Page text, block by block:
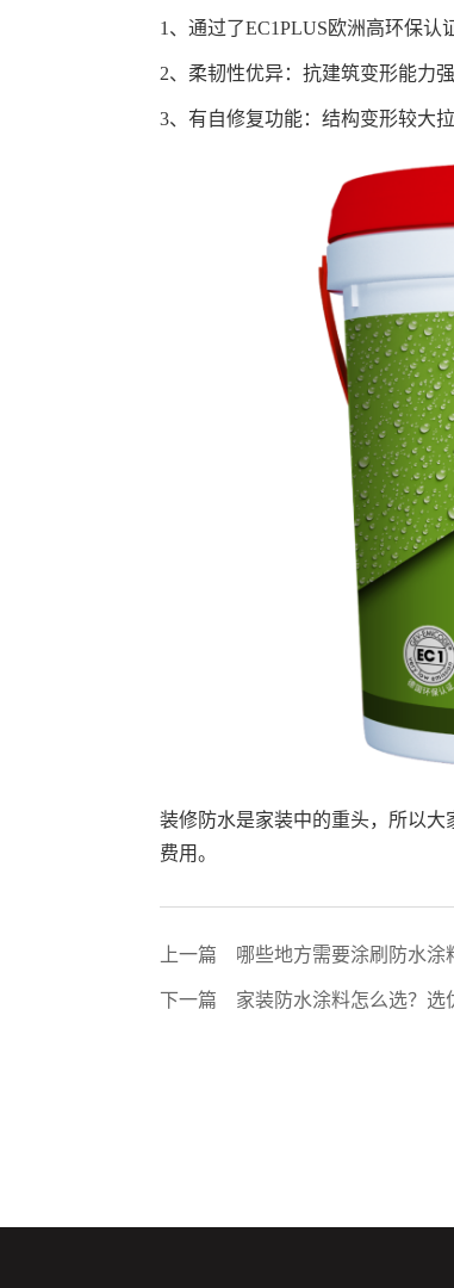
1、通过了EC1PLUS欧洲高环保
2、柔韧性优异：抗建筑变形能力
3、有自修复功能：结构变形较大
装修防水是家装中的重头，所以
费用。
上一篇 哪些地方需要涂刷防水
下一篇 家装防水涂料怎么选？选